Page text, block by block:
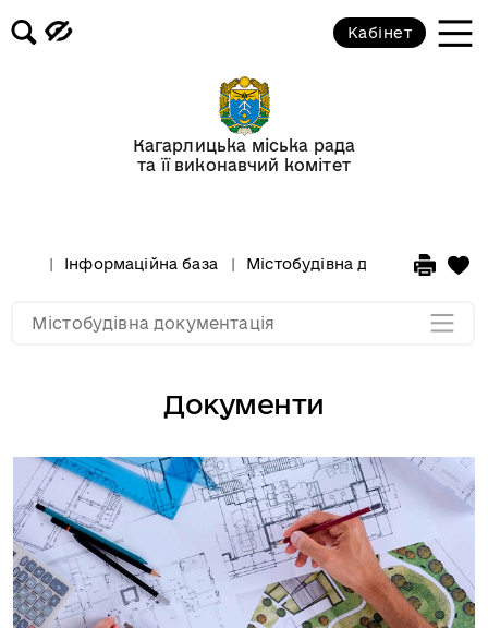
Кагарлицька міська рада
та її виконавчий комітет
Кабінет
Інформаційна база Містобудівна документація
Документи
Містобудівна документація
Генеральний план м. Кагарлик
Київської області